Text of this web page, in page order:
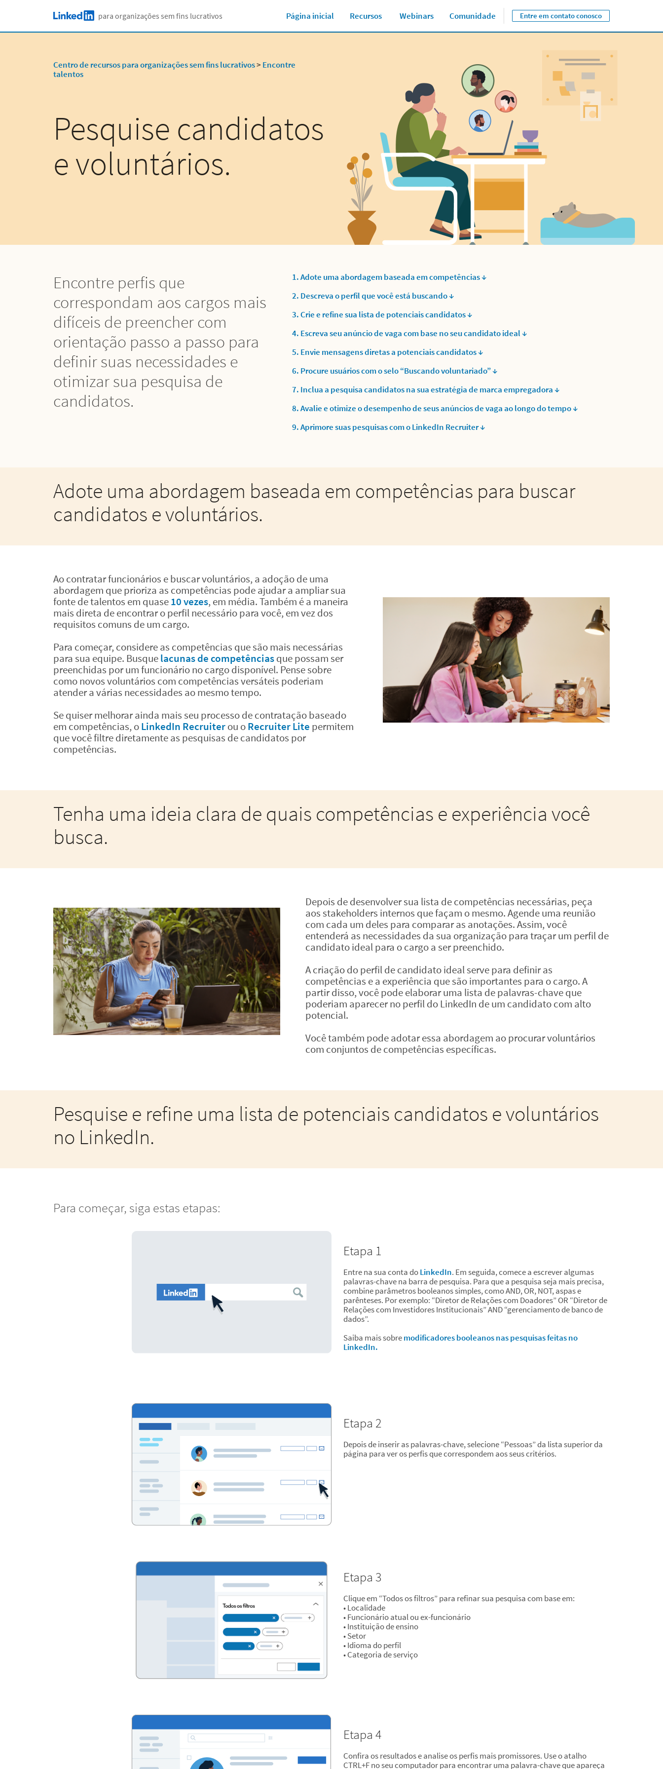
Skip to main content
LinkedIn Logopara organizações sem fins lucrativos Página inicial Recursos Webinars Comunidade Entre em contato conosco
Centro de recursos para organizações sem fins lucrativos>Encontre
talentos
Pesquise candidatos
e voluntários.
Encontre perfis que
correspondam aos cargos mais
difíceis de preencher com
orientação passo a passo para
definir suas necessidades e
otimizar sua pesquisa de
candidatos.
1. Adote uma abordagem baseada em competências ↓
2. Descreva o perfil que você está buscando ↓
3. Crie e refine sua lista de potenciais candidatos ↓
4. Escreva seu anúncio de vaga com base no seu candidato ideal ↓
5. Envie mensagens diretas a potenciais candidatos ↓
6. Procure usuários com o selo “Buscando voluntariado” ↓
7. Inclua a pesquisa candidatos na sua estratégia de marca empregadora ↓
8. Avalie e otimize o desempenho de seus anúncios de vaga ao longo do tempo ↓
9. Aprimore suas pesquisas com o LinkedIn Recruiter ↓
Adote uma abordagem baseada em competências para buscar
candidatos e voluntários.
Ao contratar funcionários e buscar voluntários, a adoção de uma
abordagem que prioriza as competências pode ajudar a ampliar sua
fonte de talentos em quase10 vezes, em média. Também é a maneira
mais direta de encontrar o perfil necessário para você, em vez dos
requisitos comuns de um cargo.
Para começar, considere as competências que são mais necessárias
para sua equipe. Busquelacunas de competênciasque possam ser
preenchidas por um funcionário no cargo disponível. Pense sobre
como novos voluntários com competências versáteis poderiam
atender a várias necessidades ao mesmo tempo.
Se quiser melhorar ainda mais seu processo de contratação baseado
em competências, oLinkedIn Recruiterou oRecruiter Lite permitem
que você filtre diretamente as pesquisas de candidatos por
competências.
Tenha uma ideia clara de quais competências e experiência você
busca.
Depois de desenvolver sua lista de competências necessárias, peça
aos stakeholders internos que façam o mesmo. Agende uma reunião
com cada um deles para comparar as anotações. Assim, você
entenderá as necessidades da sua organização para traçar um perfil de
candidato ideal para o cargo a ser preenchido.
A criação do perfil de candidato ideal serve para definir as
competências e a experiência que são importantes para o cargo. A
partir disso, você pode elaborar uma lista de palavras-chave que
poderiam aparecer no perfil do LinkedIn de um candidato com alto
potencial.
Você também pode adotar essa abordagem ao procurar voluntários
com conjuntos de competências específicas.
Pesquise e refine uma lista de potenciais candidatos e voluntários
no LinkedIn.
Para começar, siga estas etapas:
Etapa 1
Entre na sua conta doLinkedIn. Em seguida, comece a escrever algumas
palavras-chave na barra de pesquisa. Para que a pesquisa seja mais precisa,
combine parâmetros booleanos simples, como AND, OR, NOT, aspas e
parênteses. Por exemplo: “Diretor de Relações com Doadores” OR “Diretor de
Relações com Investidores Institucionais” AND “gerenciamento de banco de
dados”.
Saiba mais sobremodificadores booleanos nas pesquisas feitas no
LinkedIn.
Etapa 2
Depois de inserir as palavras-chave, selecione “Pessoas” da lista superior da
página para ver os perfis que correspondem aos seus critérios.
Etapa 3
Clique em “Todos os filtros” para refinar sua pesquisa com base em:
• Localidade
• Funcionário atual ou ex-funcionário
• Instituição de ensino
• Setor
• Idioma do perfil
• Categoria de serviço
Etapa 4
Confira os resultados e analise os perfis mais promissores. Use o atalho
CTRL+F no seu computador para encontrar uma palavra-chave que apareça